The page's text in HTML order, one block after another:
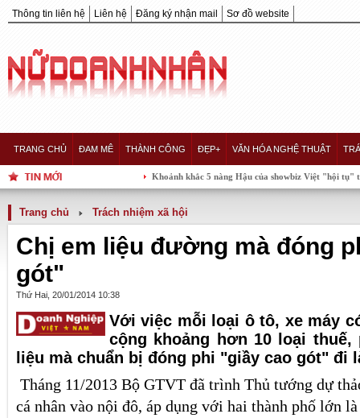
Thông tin liên hệ Liên hệ Đăng ký nhận mail Sơ đồ website
TRANG CHỦ ĐAM MÊ THÀNH CÔNG ĐẸP+ VĂN HÓA NGHỆ THUẬT
Khoảnh khắc 5 nàng Hậu của showbiz Việt "hội tụ" trong một
Trang chủ Trách nhiệm xã hội
Chị em liệu đường mà đóng
gót"
Thứ Hai, 20/01/2014 10:38
Với việc mỗi loại ô tô, xe máy
cộng khoảng hơn 10 loại
liệu mà chuẩn bị đóng phi "giầy cao gót" đi
Tháng 11/2013 Bộ GTVT đã trình Thủ tướng dự
cá nhân vào nội đô, áp dụng với hai thành phố lớn